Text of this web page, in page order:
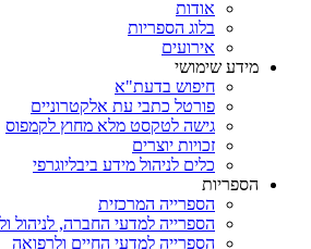
אודות
בלוג הספריות
אירועים
מידע שימושי
חיפוש בדעת"א
פורטל כתבי עת אלקטרוניים
גישה לטקסט מלא מחוץ לקמפוס
זכויות יוצרים
כלים לניהול מידע ביבליוגרפי
הספריות
הספרייה המרכזית
הספרייה למדעי החברה, לניהול
הספרייה למדעי החיים ולרפואה